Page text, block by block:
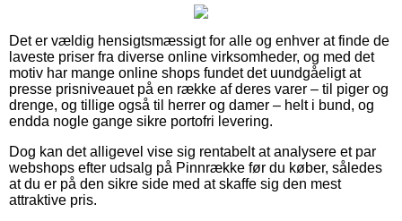
Det er vældig hensigtsmæssigt for alle og enhver at finde de
laveste priser fra diverse online virksomheder, og med det
motiv har mange online shops fundet det uundgåeligt at
presse prisniveauet på en række af deres varer – til piger og
drenge, og tillige også til herrer og damer – helt i bund, og
endda nogle gange sikre portofri levering.
Dog kan det alligevel vise sig rentabelt at analysere et par
webshops efter udsalg på Pinnrække før du køber, således
at du er på den sikre side med at skaffe sig den mest
attraktive pris.